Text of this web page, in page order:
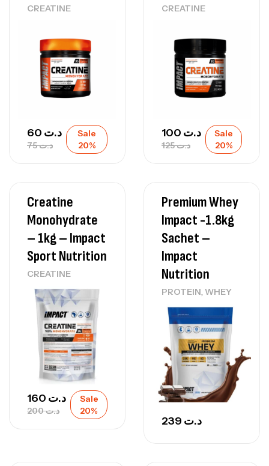
CREATINE
د.ت75
د.ت
Sale
20%
CREATINE
د.ت125
د.ت
Sale
20%
Creatine
Monohydrate
– 1kg – Impact
Sport Nutrition
CREATINE
د.ت200
د.ت
Sale
20%
Premium Whey
Impact -1.8kg
Sachet –
Impact
Nutrition
PROTEIN, WHEY
د.ت